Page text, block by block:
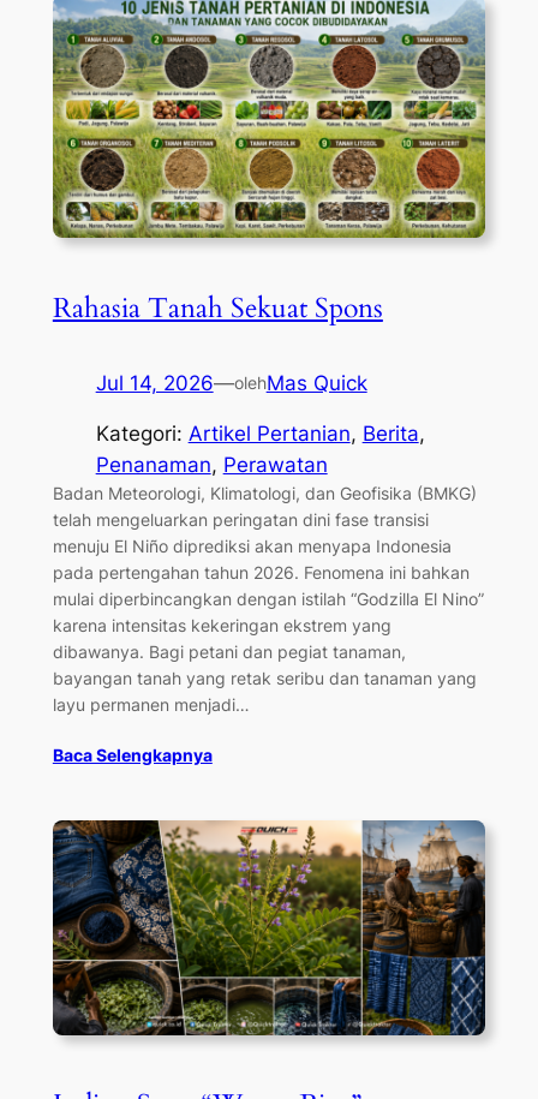
Rahasia Tanah Sekuat Spons
Jul 14, 2026—olehMas Quick
Kategori: Artikel Pertanian, Berita
Penanaman, Perawatan
Badan Meteorologi, Klimatologi, dan Geofisika (BMKG)
telah mengeluarkan peringatan dini fase transisi
menuju El Niño diprediksi akan menyapa Indonesia
pada pertengahan tahun 2026. Fenomena ini bahkan
mulai diperbincangkan dengan istilah “Godzilla El Nino”
karena intensitas kekeringan ekstrem yang
dibawanya. Bagi petani dan pegiat tanaman,
bayangan tanah yang retak seribu dan tanaman yang
layu permanen menjadi…
Baca Selengkapnya